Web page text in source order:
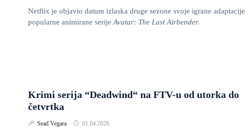
Netflix je objavio datum izlaska druge sezone svoje igrane adaptacije
popularne animirane serije Avatar: The Last Airbender.
Krimi serija “Deadwind“ na FTV-u od utorka do
četvrtka
Sead Vegara 01.04.2026.